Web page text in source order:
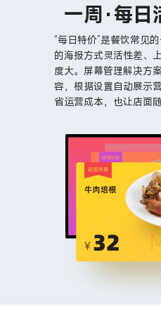
一周·每日
“每日特价”是餐饮常见
的海报方式灵活性差、
度大。屏幕管理解决方
容，根据设置自动展示
省运营成本，也让店面